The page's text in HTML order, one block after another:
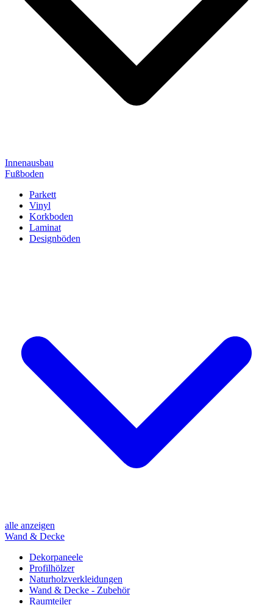
Innenausbau
Fußboden
Parkett
Vinyl
Korkboden
Laminat
Designböden
alle anzeigen
Wand & Decke
Dekorpaneele
Profilhölzer
Naturholzverkleidungen
Wand & Decke - Zubehör
Raumteiler